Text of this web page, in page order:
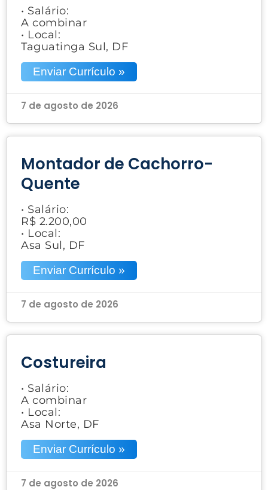
• Salário:
A combinar
• Local:
Taguatinga Sul, DF
Enviar Currículo »
7 de agosto de 2026
Montador de Cachorro-
Quente
• Salário:
R$ 2.200,00
• Local:
Asa Sul, DF
Enviar Currículo »
7 de agosto de 2026
Costureira
• Salário:
A combinar
• Local:
Asa Norte, DF
Enviar Currículo »
7 de agosto de 2026